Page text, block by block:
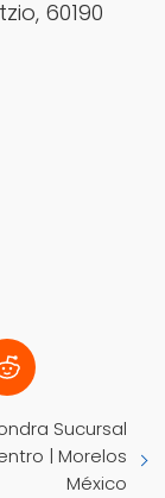
60190
Sucursal
| Morelos
México